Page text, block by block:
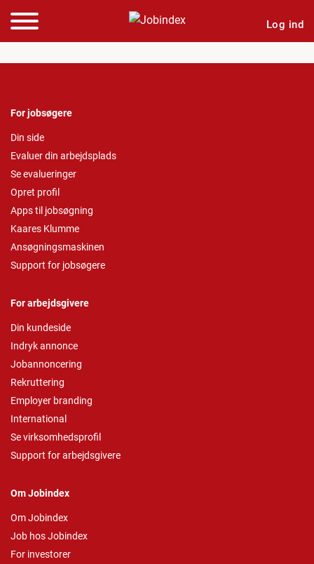
Log ind
For jobsøgere
Din side
Evaluer din arbejdsplads
Se evalueringer
Opret profil
Apps til jobsøgning
Kaares Klumme
Ansøgningsmaskinen
Support for jobsøgere
For arbejdsgivere
Din kundeside
Indryk annonce
Jobannoncering
Rekruttering
Employer branding
International
Se virksomhedsprofil
Support for arbejdsgivere
Om Jobindex
Om Jobindex
Job hos Jobindex
For investorer